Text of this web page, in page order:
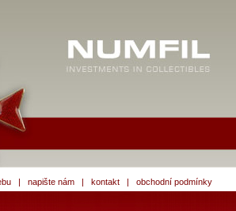
| napište nám | kontakt | obchodní podmínky